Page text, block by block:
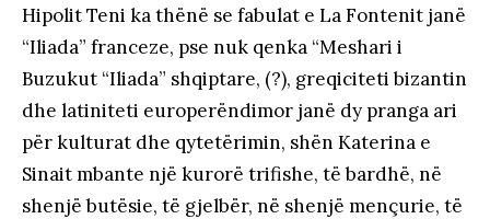
Hipolit Teni ka thënë se fabulat e La Fontenit janë
“Iliada” franceze, pse nuk qenka “Meshari i
Buzukut “Iliada” shqiptare, (?), greqiciteti bizantin
dhe latiniteti europerëndimor janë dy pranga ari
për kulturat dhe qytetërimin, shën Katerina e
Sinait mbante një kurorë trifishe, të bardhë, në
shenjë butësie, të gjelbër, në shenjë mençurie, të